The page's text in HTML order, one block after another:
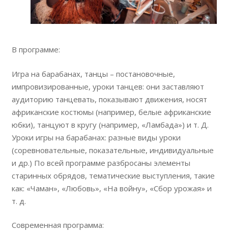
В программе:
Игра на барабанах, танцы – постановочные,
импровизированные, уроки танцев: они заставляют
аудиторию танцевать, показывают движения, носят
африканские костюмы (например, белые африканские
юбки), танцуют в кругу (например, «Ламбада») и т. Д.
Уроки игры на барабанах: разные виды уроки
(соревновательные, показательные, индивидуальные
и др.) По всей программе разбросаны элементы
старинных обрядов, тематические выступления, такие
как: «Чаман», «Любовь», «На войну», «Сбор урожая» и
т. д.
Современная программа: